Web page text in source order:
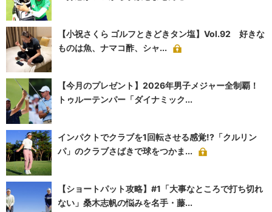
【小祝さくら ゴルフときどきタン塩】Vol.92 好きな
ものは魚、ナマコ酢、シャ...
【今月のプレゼント】2026年男子メジャー全制覇！
トゥルーテンパー「ダイナミック...
インパクトでクラブを1回転させる感覚!?「クルリン
パ」のクラブさばきで球をつかま...
【ショートパット攻略】#1「大事なところで打ち切れ
ない」桑木志帆の悩みを名手・藤...